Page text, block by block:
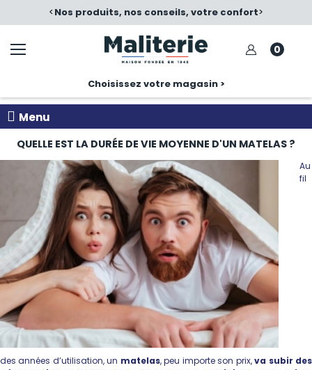
<Nos produits, nos conseils, votre confort>
0
Choisissez votre magasin >
Menu
QUELLE EST LA DURÉE DE VIE MOYENNE D'UN MATELAS ?
Au
fil
des années d’utilisation, un matelas, peu importe son prix,va subir des